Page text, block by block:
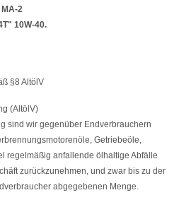
MA-2
10W-40.
§8 AltölV
(AltölV)
sind wir gegenüber Endverbrauchern
Getriebeöle,
regelmäßig anfallende ölhaltige Abfälle
zurückzunehmen, und zwar bis zu der
abgegebenen Menge.